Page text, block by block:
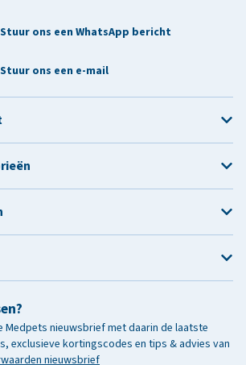
Stuur ons een WhatsApp bericht
Stuur ons een e-mail
Medpets nieuwsbrief met daarin de laatste
exclusieve kortingscodes en tips & advies van
nieuwsbrief